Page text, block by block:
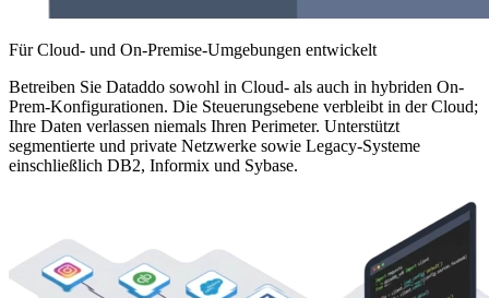
Für Cloud- und On-Premise-Umgebungen entwickelt
Betreiben Sie Dataddo sowohl in Cloud- als auch in hybriden On-
Prem-Konfigurationen. Die Steuerungsebene verbleibt in der Cloud;
Ihre Daten verlassen niemals Ihren Perimeter. Unterstützt
segmentierte und private Netzwerke sowie Legacy-Systeme
einschließlich DB2, Informix und Sybase.